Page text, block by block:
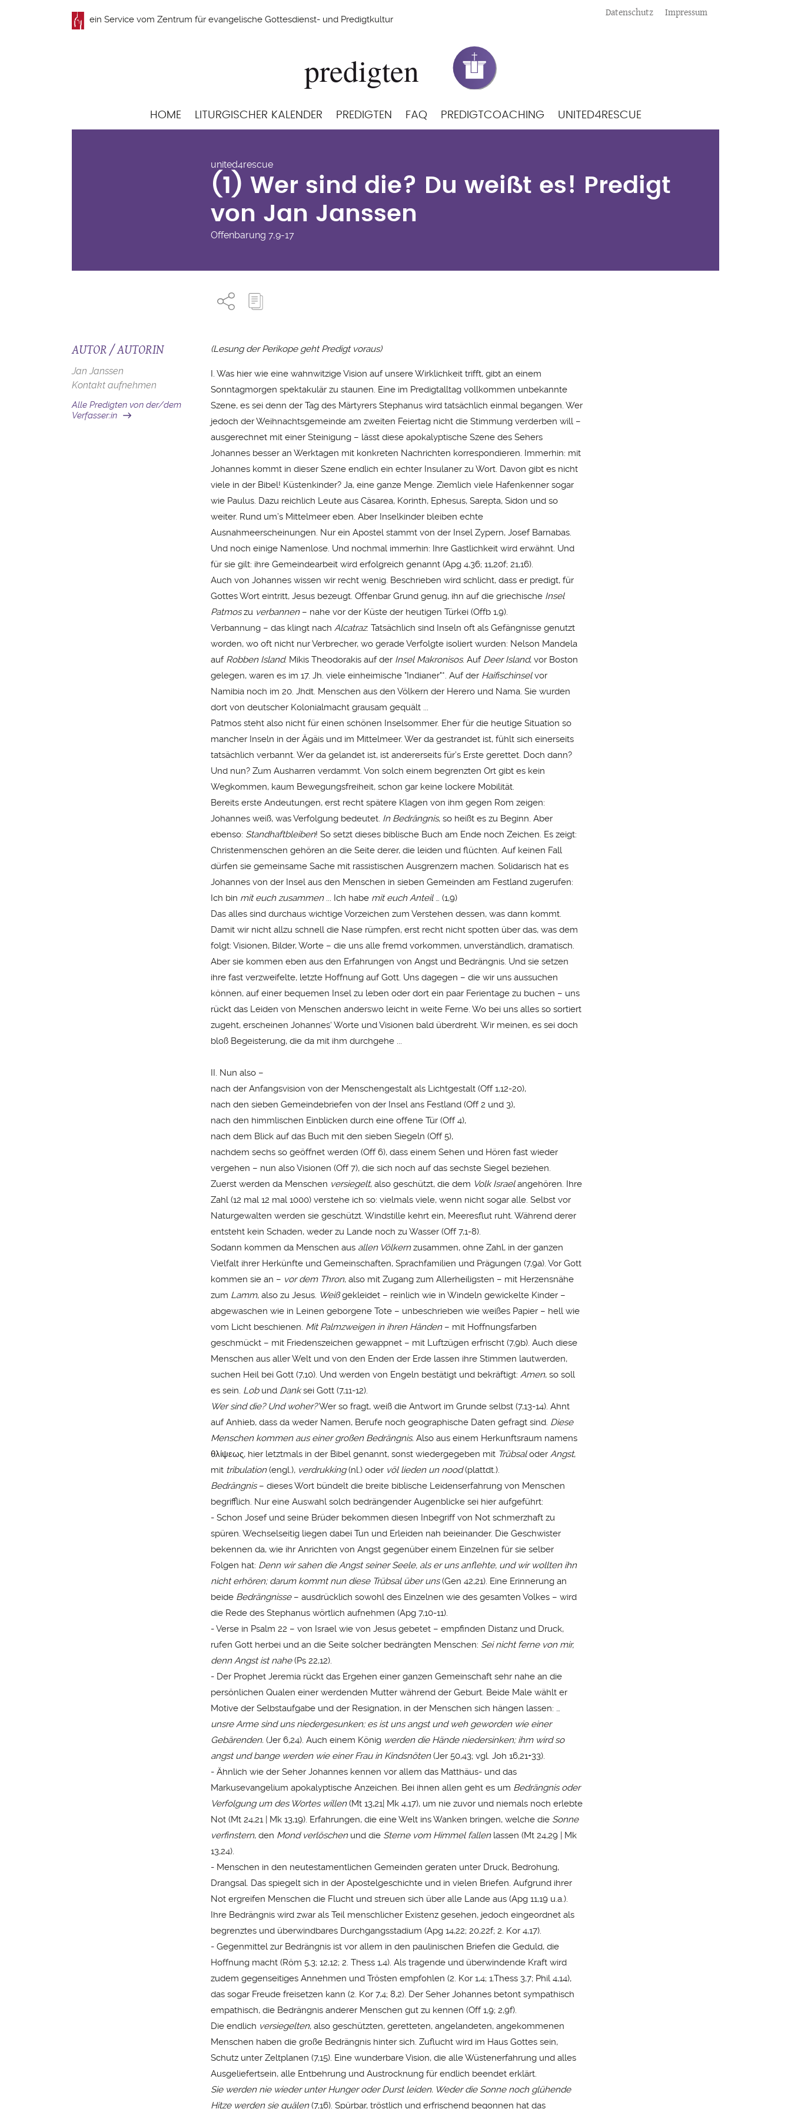
ein Service vom Zentrum für evangelische Gottesdienst- und Predigtkultur
Meta
Datenschutz Impressum
Hauptnavigation
HOME LITURGISCHER KALENDER PREDIGTEN FAQ PREDIGTCOACHING UNITED4RESCUE
von Jan Janssen
united4rescue
(1) Wer sind die? Du weißt es! Predigt
von Jan Janssen
Offenbarung 7,9-17
AUTOR / AUTORIN
Jan Janssen
Kontakt aufnehmen
Alle Predigten von der/dem
Verfasser:in
(Lesung der Perikope geht Predigt voraus)
I. Was hier wie eine wahnwitzige Vision auf unsere Wirklichkeit trifft, gibt an einem
Sonntagmorgen spektakulär zu staunen. Eine im Predigtalltag vollkommen unbekannte
Szene, es sei denn der Tag des Märtyrers Stephanus wird tatsächlich einmal begangen. Wer
jedoch der Weihnachtsgemeinde am zweiten Feiertag nicht die Stimmung verderben will –
ausgerechnet mit einer Steinigung – lässt diese apokalyptische Szene des Sehers
Johannes besser an Werktagen mit konkreten Nachrichten korrespondieren. Immerhin: mit
Johannes kommt in dieser Szene endlich ein echter Insulaner zu Wort. Davon gibt es nicht
viele in der Bibel! Küstenkinder? Ja, eine ganze Menge. Ziemlich viele Hafenkenner sogar
wie Paulus. Dazu reichlich Leute aus Cäsarea, Korinth, Ephesus, Sarepta, Sidon und so
weiter. Rund um’s Mittelmeer eben. Aber Inselkinder bleiben echte
Ausnahmeerscheinungen. Nur ein Apostel stammt von der Insel Zypern, Josef Barnabas.
Und noch einige Namenlose. Und nochmal immerhin: Ihre Gastlichkeit wird erwähnt. Und
für sie gilt: ihre Gemeindearbeit wird erfolgreich genannt (Apg 4,36; 11,20f; 21,16).
Auch von Johannes wissen wir recht wenig. Beschrieben wird schlicht, dass er predigt, für
Gottes Wort eintritt, Jesus bezeugt. Offenbar Grund genug, ihn auf die griechische Insel
Patmoszu verbannen– nahe vor der Küste der heutigen Türkei (Offb 1,9).
Verbannung – das klingt nach Alcatraz. Tatsächlich sind Inseln oft als Gefängnisse genutzt
worden, wo oft nicht nur Verbrecher, wo gerade Verfolgte isoliert wurden: Nelson Mandela
auf Robben Island. Mikis Theodorakis auf der Insel Makronisos. Auf Deer Island, vor Boston
gelegen, waren es im 17. Jh. viele einheimische "Indianer"*. Auf der Haifischinselvor
Namibia noch im 20. Jhdt. Menschen aus den Völkern der Herero und Nama. Sie wurden
dort von deutscher Kolonialmacht grausam gequält ...
Patmos steht also nicht für einen schönen Inselsommer. Eher für die heutige Situation so
mancher Inseln in der Ägäis und im Mittelmeer. Wer da gestrandet ist, fühlt sich einerseits
tatsächlich verbannt. Wer da gelandet ist, ist andererseits für’s Erste gerettet. Doch dann?
Und nun? Zum Ausharren verdammt. Von solch einem begrenzten Ort gibt es kein
Wegkommen, kaum Bewegungsfreiheit, schon gar keine lockere Mobilität.
Bereits erste Andeutungen, erst recht spätere Klagen von ihm gegen Rom zeigen:
Johannes weiß, was Verfolgung bedeutet. In Bedrängnis, so heißt es zu Beginn. Aber
ebenso: Standhaftbleiben! So setzt dieses biblische Buch am Ende noch Zeichen. Es zeigt:
Christenmenschen gehören an die Seite derer, die leiden und flüchten. Auf keinen Fall
dürfen sie gemeinsame Sache mit rassistischen Ausgrenzern machen. Solidarisch hat es
Johannes von der Insel aus den Menschen in sieben Gemeinden am Festland zugerufen:
Ich bin mit euch zusammen... Ich habe mit euch Anteil… (1,9)
Das alles sind durchaus wichtige Vorzeichen zum Verstehen dessen, was dann kommt.
Damit wir nicht allzu schnell die Nase rümpfen, erst recht nicht spotten über das, was dem
folgt: Visionen, Bilder, Worte – die uns alle fremd vorkommen, unverständlich, dramatisch.
Aber sie kommen eben aus den Erfahrungen von Angst und Bedrängnis. Und sie setzen
ihre fast verzweifelte, letzte Hoffnung auf Gott. Uns dagegen – die wir uns aussuchen
können, auf einer bequemen Insel zu leben oder dort ein paar Ferientage zu buchen – uns
rückt das Leiden von Menschen anderswo leicht in weite Ferne. Wo bei uns alles so sortiert
zugeht, erscheinen Johannes‘ Worte und Visionen bald überdreht. Wir meinen, es sei doch
bloß Begeisterung, die da mit ihm durchgehe ...
II. Nun also –
nach der Anfangsvision von der Menschengestalt als Lichtgestalt (Off 1,12-20),
nach den sieben Gemeindebriefen von der Insel ans Festland (Off 2 und 3),
nach den himmlischen Einblicken durch eine offene Tür (Off 4),
nach dem Blick auf das Buch mit den sieben Siegeln (Off 5),
nachdem sechs so geöffnet werden (Off 6), dass einem Sehen und Hören fast wieder
vergehen – nun also Visionen (Off 7), die sich noch auf das sechste Siegel beziehen.
Zuerst werden da Menschen versiegelt, also geschützt, die dem Volk Israelangehören. Ihre
Zahl (12 mal 12 mal 1000) verstehe ich so: vielmals viele, wenn nicht sogar alle. Selbst vor
Naturgewalten werden sie geschützt. Windstille kehrt ein, Meeresflut ruht. Während derer
entsteht kein Schaden, weder zu Lande noch zu Wasser (Off 7,1-8).
Sodann kommen da Menschen aus allen Völkernzusammen, ohne Zahl, in der ganzen
Vielfalt ihrer Herkünfte und Gemeinschaften, Sprachfamilien und Prägungen (7,9a). Vor Gott
kommen sie an – vor dem Thron, also mit Zugang zum Allerheiligsten – mit Herzensnähe
zum Lamm, also zu Jesus. Weißgekleidet – reinlich wie in Windeln gewickelte Kinder –
abgewaschen wie in Leinen geborgene Tote – unbeschrieben wie weißes Papier – hell wie
vom Licht beschienen. Mit Palmzweigen in ihren Händen– mit Hoffnungsfarben
geschmückt – mit Friedenszeichen gewappnet – mit Luftzügen erfrischt (7,9b). Auch diese
Menschen aus aller Welt und von den Enden der Erde lassen ihre Stimmen lautwerden,
suchen Heil bei Gott (7,10). Und werden von Engeln bestätigt und bekräftigt: Amen, so soll
es sein. Lobund Danksei Gott (7,11-12).
Wer sind die? Und woher?Wer so fragt, weiß die Antwort im Grunde selbst (7,13-14). Ahnt
auf Anhieb, dass da weder Namen, Berufe noch geographische Daten gefragt sind. Diese
Menschen kommen aus einer großen Bedrängnis. Also aus einem Herkunftsraum namens
θλίψεως, hier letztmals in der Bibel genannt, sonst wiedergegeben mit Trübsaloder Angst,
mit tribulation(engl.), verdrukking(nl.) oder völ lieden un nood(plattdt.).
Bedrängnis– dieses Wort bündelt die breite biblische Leidenserfahrung von Menschen
begrifflich. Nur eine Auswahl solch bedrängender Augenblicke sei hier aufgeführt:
- Schon Josef und seine Brüder bekommen diesen Inbegriff von Not schmerzhaft zu
spüren. Wechselseitig liegen dabei Tun und Erleiden nah beieinander. Die Geschwister
bekennen da, wie ihr Anrichten von Angst gegenüber einem Einzelnen für sie selber
Folgen hat: Denn wir sahen die Angst seiner Seele, als er uns anflehte, und wir wollten ihn
nicht erhören; darum kommt nun diese Trübsal über uns(Gen 42,21). Eine Erinnerung an
beide Bedrängnisse– ausdrücklich sowohl des Einzelnen wie des gesamten Volkes – wird
die Rede des Stephanus wörtlich aufnehmen (Apg 7,10-11).
- Verse in Psalm 22 – von Israel wie von Jesus gebetet – empfinden Distanz und Druck,
rufen Gott herbei und an die Seite solcher bedrängten Menschen: Sei nicht ferne von mir,
denn Angst ist nahe(Ps 22,12).
- Der Prophet Jeremia rückt das Ergehen einer ganzen Gemeinschaft sehr nahe an die
persönlichen Qualen einer werdenden Mutter während der Geburt. Beide Male wählt er
Motive der Selbstaufgabe und der Resignation, in der Menschen sich hängen lassen: …
unsre Arme sind uns niedergesunken; es ist uns angst und weh geworden wie einer
Gebärenden. (Jer 6,24). Auch einem König werden die Hände niedersinken; ihm wird so
angst und bange werden wie einer Frau in Kindsnöten(Jer 50,43; vgl. Joh 16,21+33).
- Ähnlich wie der Seher Johannes kennen vor allem das Matthäus- und das
Markusevangelium apokalyptische Anzeichen. Bei ihnen allen geht es um Bedrängnis oder
Verfolgung um des Wortes willen(Mt 13,21| Mk 4,17), um nie zuvor und niemals noch erlebte
Not (Mt 24,21 | Mk 13,19). Erfahrungen, die eine Welt ins Wanken bringen, welche die Sonne
verfinstern, den Mond verlöschenund die Sterne vom Himmel fallenlassen (Mt 24,29 | Mk
13,24).
- Menschen in den neutestamentlichen Gemeinden geraten unter Druck, Bedrohung,
Drangsal. Das spiegelt sich in der Apostelgeschichte und in vielen Briefen. Aufgrund ihrer
Not ergreifen Menschen die Flucht und streuen sich über alle Lande aus (Apg 11,19 u.a.).
Ihre Bedrängnis wird zwar als Teil menschlicher Existenz gesehen, jedoch eingeordnet als
begrenztes und überwindbares Durchgangsstadium (Apg 14,22; 20,22f; 2. Kor 4,17).
- Gegenmittel zur Bedrängnis ist vor allem in den paulinischen Briefen die Geduld, die
Hoffnung macht (Röm 5,3; 12,12; 2. Thess 1,4). Als tragende und überwindende Kraft wird
zudem gegenseitiges Annehmen und Trösten empfohlen (2. Kor 1,4; 1.Thess 3,7; Phil 4,14),
das sogar Freude freisetzen kann (2. Kor 7,4; 8,2). Der Seher Johannes betont sympathisch
empathisch, die Bedrängnis anderer Menschen gut zu kennen (Off 1,9; 2,9f).
Die endlich versiegelten, also geschützten, geretteten, angelandeten, angekommenen
Menschen haben die große Bedrängnis hinter sich. Zuflucht wird im Haus Gottes sein,
Schutz unter Zeltplanen (7,15). Eine wunderbare Vision, die alle Wüstenerfahrung und alles
Ausgeliefertsein, alle Entbehrung und Austrocknung für endlich beendet erklärt.
Sie werden nie wieder unter Hunger oder Durst leiden. Weder die Sonne noch glühende
Hitze werden sie quälen(7,16). Spürbar, tröstlich und erfrischend begonnen hat das